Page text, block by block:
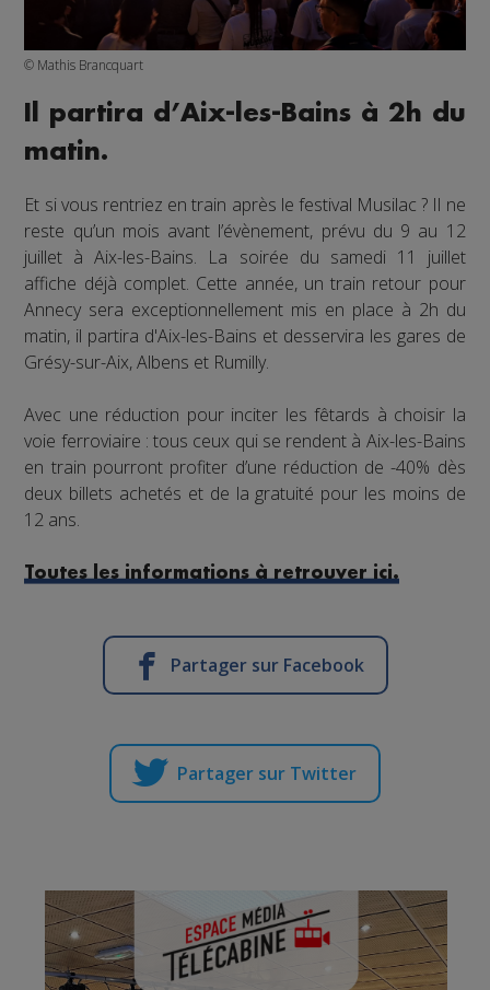
© Mathis Brancquart
Il partira d’Aix-les-Bains à 2h du
matin.
Et si vous rentriez en train après le festival Musilac ? Il ne
reste qu’un mois avant l’évènement, prévu du 9 au 12
juillet à Aix-les-Bains. La soirée du samedi 11 juillet
affiche déjà complet. Cette année, un train retour pour
Annecy sera exceptionnellement mis en place à 2h du
matin, il partira d'Aix-les-Bains et desservira les gares de
Grésy-sur-Aix, Albens et Rumilly.
Avec une réduction pour inciter les fêtards à choisir la
voie ferroviaire : tous ceux qui se rendent à Aix-les-Bains
en train pourront profiter d’une réduction de -40% dès
deux billets achetés et de la gratuité pour les moins de
12 ans.
Toutes les informations à retrouver ici.
Partager sur Facebook
Partager sur Twitter